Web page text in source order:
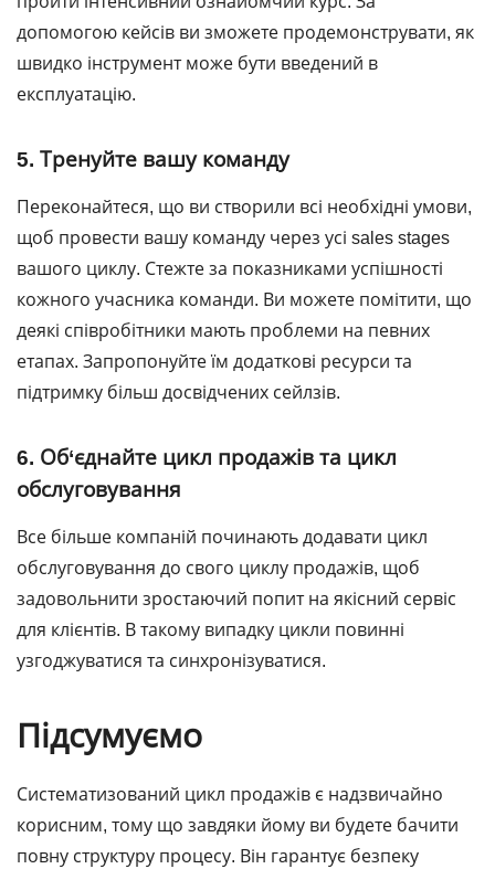
допомогою кейсів ви зможете продемонструвати, як
швидко інструмент може бути введений в
експлуатацію.
5. Тренуйте вашу команду
Переконайтеся, що ви створили всі необхідні умови,
щоб провести вашу команду через усі sales stages
вашого циклу. Стежте за показниками успішності
кожного учасника команди. Ви можете помітити, що
деякі співробітники мають проблеми на певних
етапах. Запропонуйте їм додаткові ресурси та
підтримку більш досвідчених сейлзів.
6. Об‘єднайте цикл продажів та цикл
обслуговування
Все більше компаній починають додавати цикл
обслуговування до свого циклу продажів, щоб
задовольнити зростаючий попит на якісний сервіс
для клієнтів. В такому випадку цикли повинні
узгоджуватися та синхронізуватися.
Підсумуємо
Систематизований цикл продажів є надзвичайно
корисним, тому що завдяки йому ви будете бачити
повну структуру процесу. Він гарантує безпеку